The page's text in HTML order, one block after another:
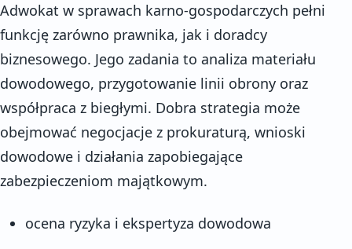
Adwokat w sprawach karno-gospodarczych pełni
funkcję zarówno prawnika, jak i doradcy
biznesowego. Jego zadania to analiza materiału
dowodowego, przygotowanie linii obrony oraz
współpraca z biegłymi. Dobra strategia może
obejmować negocjacje z prokuraturą, wnioski
dowodowe i działania zapobiegające
zabezpieczeniom majątkowym.
ocena ryzyka i ekspertyza dowodowa